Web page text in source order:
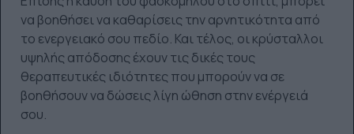
να βοηθήσει να καθαρίσεις την αρνητικότητα από
το ενεργειακό σου πεδίο. Και τέλος, οι κρύσταλλοι
υψηλής απόδοσης έχουν τις δικές τους
θεραπευτικές ιδιότητες που μπορούν να σε
βοηθήσουν να δώσεις λίγη ώθηση στην ενέργειά
σου.